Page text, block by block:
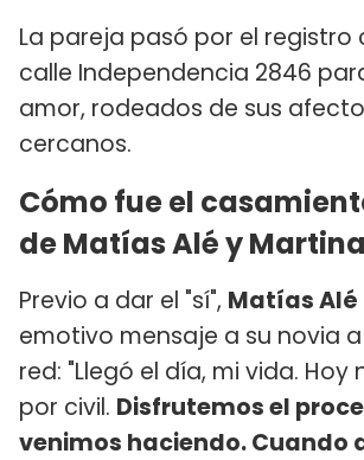
La pareja pasó por el registro
calle Independencia 2846
amor, rodeados de sus
cercanos.
Cómo fue el
de Matías Alé y
Previo a dar el "sí", Matías Alé
emotivo mensaje a su novia
red: "Llegó el día, mi vida. Hoy
por civil. Disfrutemos el
venimos haciendo. Cuando